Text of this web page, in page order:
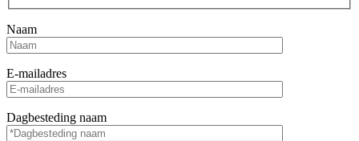
Naam
E-mailadres
Dagbesteding naam